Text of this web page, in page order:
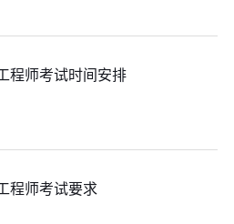
程师考试时间安排
程师考试要求